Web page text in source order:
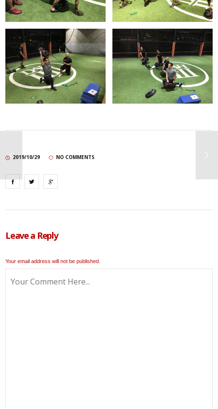
2019/10/29 NO COMMENTS
Leave a Reply
Your email address will not be published.